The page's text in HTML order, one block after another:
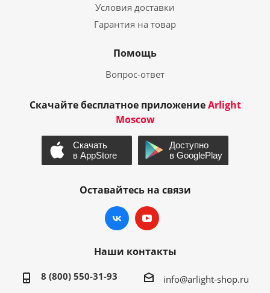
Условия доставки
Гарантия на товар
Помощь
Вопрос-ответ
Скачайте бесплатное приложениеArlight
Moscow
Оставайтесь на связи
Наши контакты
8 (800) 550-31-93 info@arlight-shop.ru